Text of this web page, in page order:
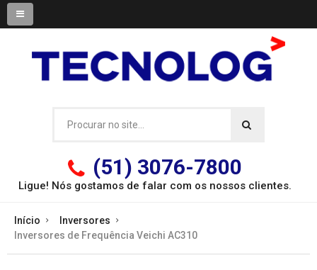
(51) 3076-7800
Ligue! Nós gostamos de falar com os nossos clientes.
Início
Inversores
Inversores de Frequência Veichi AC310